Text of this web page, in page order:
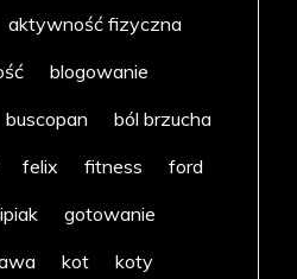
aktywność fizyczna
blogowanie
buscopan
ból brzucha
felix fitness
ford
gotowanie
kot koty